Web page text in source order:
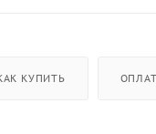
КУПИТЬ